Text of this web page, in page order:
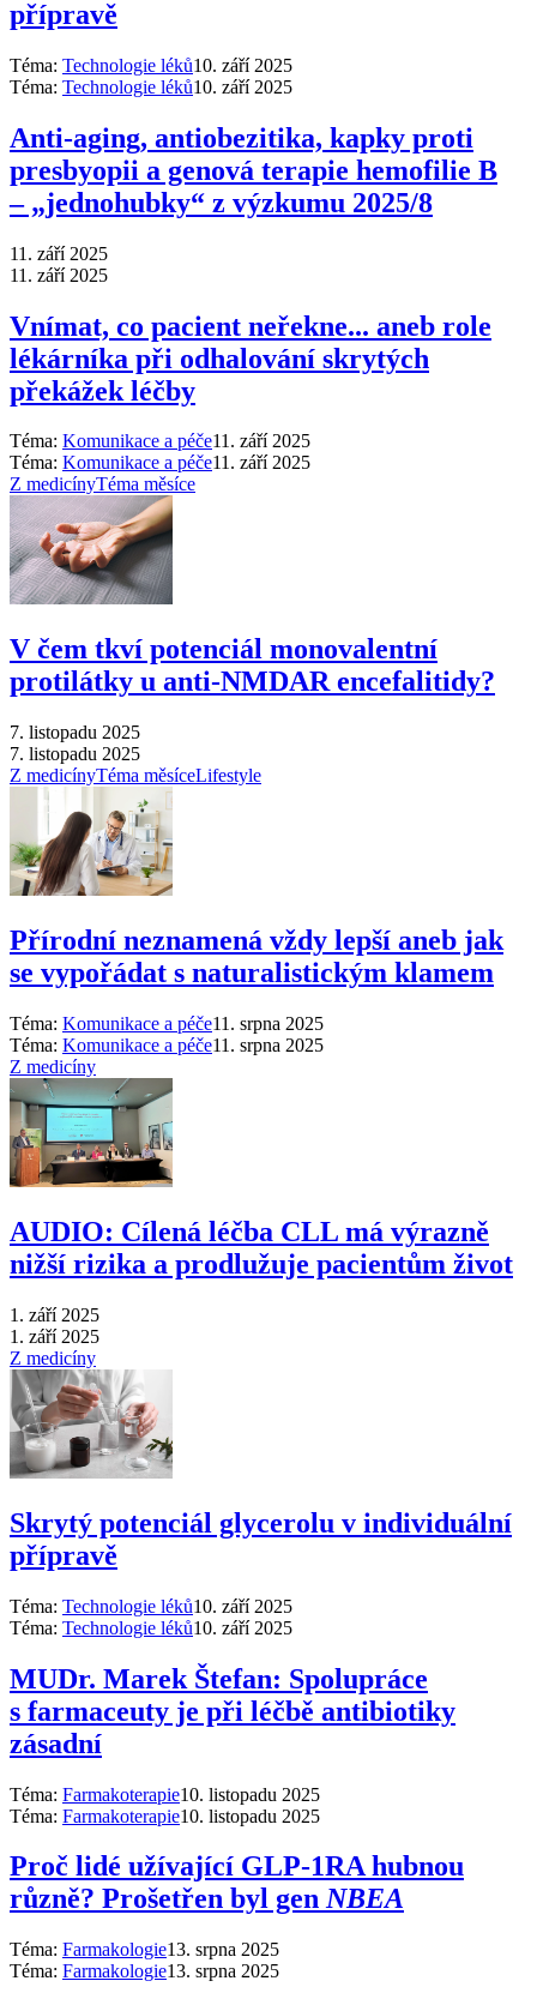
přípravě
Téma: Technologie léků10. září 2025
Téma: Technologie léků10. září 2025
Anti‑aging, antiobezitika, kapky proti
presbyopii a genová terapie hemofilie B
–⁠ „jednohubky“ z výzkumu 2025/8
11. září 2025
11. září 2025
Vnímat, co pacient neřekne... aneb role
lékárníka při odhalování skrytých
překážek léčby
Téma: Komunikace a péče11. září 2025
Téma: Komunikace a péče11. září 2025
Z medicínyTéma měsíce
V čem tkví potenciál monovalentní
protilátky u anti-NMDAR encefalitidy?
7. listopadu 2025
7. listopadu 2025
Z medicínyTéma měsíceLifestyle
Přírodní neznamená vždy lepší aneb jak
se vypořádat s naturalistickým klamem
Téma: Komunikace a péče11. srpna 2025
Téma: Komunikace a péče11. srpna 2025
Z medicíny
AUDIO: Cílená léčba CLL má výrazně
nižší rizika a prodlužuje pacientům život
1. září 2025
1. září 2025
Z medicíny
Skrytý potenciál glycerolu v individuální
přípravě
Téma: Technologie léků10. září 2025
Téma: Technologie léků10. září 2025
MUDr. Marek Štefan: Spolupráce
s farmaceuty je při léčbě antibiotiky
zásadní
Téma: Farmakoterapie10. listopadu 2025
Téma: Farmakoterapie10. listopadu 2025
Proč lidé užívající GLP-1RA hubnou
různě? Prošetřen byl genNBEA
Téma: Farmakologie13. srpna 2025
Téma: Farmakologie13. srpna 2025